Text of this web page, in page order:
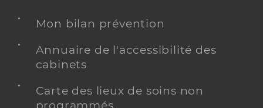
Mon bilan prévention
Annuaire de l'accessibilité des
cabinets
Carte des lieux de soins non